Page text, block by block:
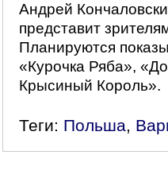
Андрей
представит
Планируются
«Курочка Ряба»,
Крысиный Король».
Теги: Польша,